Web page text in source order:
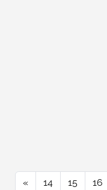
« 14 15 16